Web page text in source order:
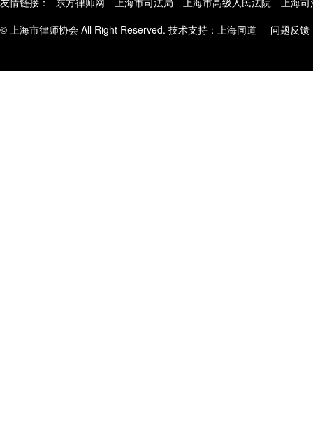
© 上海市律师协会 All Right Reserved. 技术支持： 上海同道 问题反馈